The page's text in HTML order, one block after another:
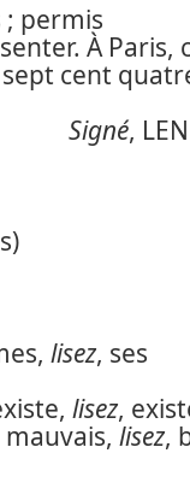
permis
À Paris,
cent
Signé,
lisez, ses
lisez,
mauvais, lisez,